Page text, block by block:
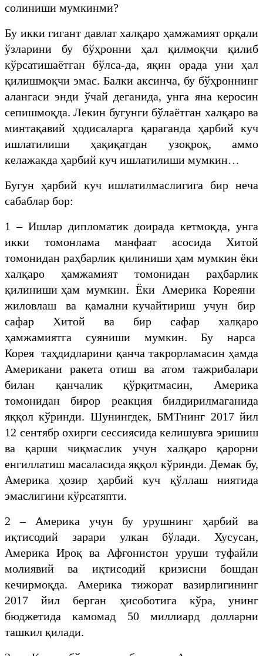
солиниши мумкинми?
Бу икки гигант давлат халқаро ҳамжамият орқали
ўзларини бу бўҳронни ҳал қилмоқчи қилиб
кўрсатишаётган бўлса-да, яқин орада уни ҳал
қилишмоқчи эмас. Балки аксинча, бу бўҳроннинг
алангаси энди ўчай деганида, унга яна керосин
сепишмоқда. Лекин бугунги бўлаётган халқаро ва
минтақавий ҳодисаларга қараганда ҳарбий куч
ишлатилиши ҳақиқатдан узоқроқ, аммо
келажакда ҳарбий куч ишлатилиши мумкин…
Бугун ҳарбий куч ишлатилмаслигига бир неча
сабаблар бор:
1 – Ишлар дипломатик доирада кетмоқда, унга
икки томонлама манфаат асосида Хитой
томонидан раҳбарлик қилиниши ҳам мумкин ёки
халқаро ҳамжамият томонидан раҳбарлик
қилиниши ҳам мумкин. Ёки Америка Кореяни
жиловлаш ва қамални кучайтириш учун бир
сафар Хитой ва бир сафар халқаро
ҳамжамиятга суяниши мумкин. Бу нарса
Корея таҳдидларини қанча такрорламасин ҳамда
Американи ракета отиш ва атом тажрибалари
билан қанчалик қўрқитмасин, Америка
томонидан бирор реакция билдирилмаганида
яққол кўринди. Шунингдек, БМТнинг 2017 йил
12 сентябр охирги сессиясида келишувга эришиш
ва қарши чиқмаслик учун халқаро қарорни
енгиллатиш масаласида яққол кўринди. Демак бу,
Америка ҳозир ҳарбий куч қўллаш ниятида
эмаслигини кўрсатяпти.
2 – Америка учун бу урушнинг ҳарбий ва
иқтисодий зарари улкан бўлади. Хусусан,
Америка Ироқ ва Афғонистон уруши туфайли
молиявий ва иқтисодий кризисни бошдан
кечирмоқда. Америка тижорат вазирлигининг
2017 йил берган ҳисоботига кўра, унинг
бюджетида камомад 50 миллиард долларни
ташкил қилади.